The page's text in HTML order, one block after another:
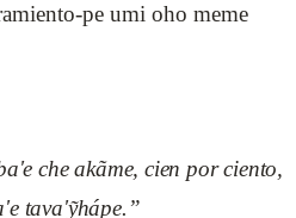
pe umi oho meme
che akãme, cien por ciento,
tava'ỹhápe.”